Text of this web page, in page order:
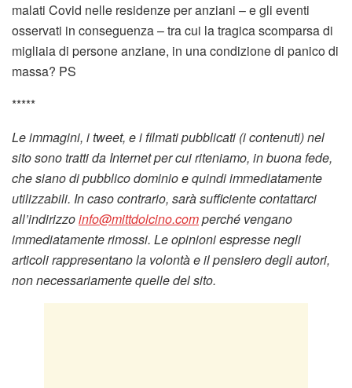
malati Covid nelle residenze per anziani – e gli eventi
osservati in conseguenza – tra cui la tragica scomparsa di
migliaia di persone anziane, in una condizione di panico di
massa? PS
*****
Le immagini, i tweet, e i filmati pubblicati (i contenuti) nel
sito sono tratti da Internet per cui riteniamo, in buona fede,
che siano di pubblico dominio e quindi immediatamente
utilizzabili. In caso contrario, sarà sufficiente contattarci
all’indirizzoinfo@mittdolcino.comperché vengano
immediatamente rimossi. Le opinioni espresse negli
articoli rappresentano la volontà e il pensiero degli autori,
non necessariamente quelle del sito.